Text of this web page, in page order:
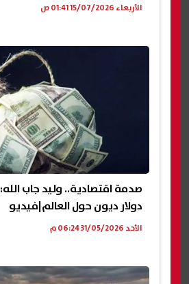
الأربعاء 15/07/2026 01:41 ص
دولار ديون حول العالم|فيديو
الأحد 31/05/2026 06:24 م